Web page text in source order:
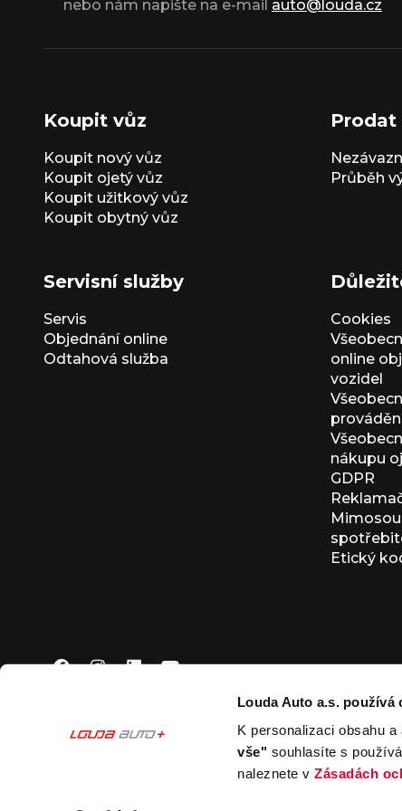
Louda Auto a.s. používá
K personalizaci obsahu
vše" souhlasíte s
naleznete vZásadách
nebo nám napište na e-mail auto@louda.cz
Koupit vůz
Koupit nový vůz
Koupit ojetý vůz
Koupit užitkový vůz
Koupit obytný vůz
Prodat
Průběh
Servisní služby
Servis
Objednání online
Odtahová služba
Cookies
online
vozidel
nákupu
GDPR
Etický
© 2026 Louda Auto a.s. Všechna práva vyhrazena
This site is protected by reCAPTCHA and the Google